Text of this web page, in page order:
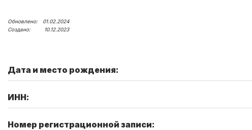
01.02.2024
10.12.2023
Дата и место рождения:
ИНН:
Номер регистрационной записи: